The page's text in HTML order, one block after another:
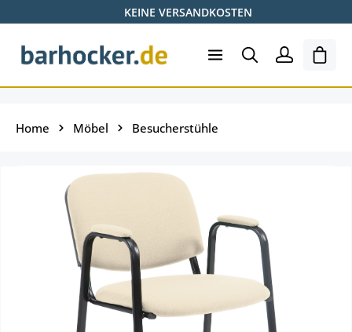
Zum Hauptinhalt springenKEINE VERSANDKOSTEN
Home Möbel Besucherstühle